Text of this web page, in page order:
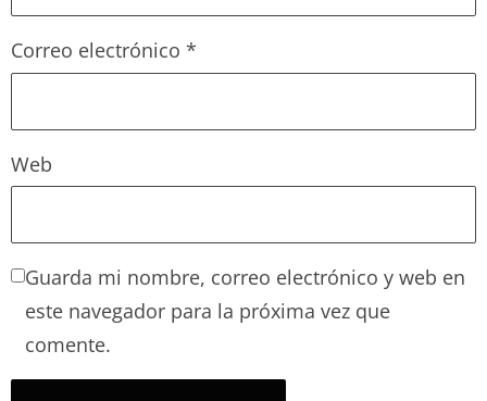
Correo electrónico *
Web
Guarda mi nombre, correo electrónico y web en
este navegador para la próxima vez que
comente.